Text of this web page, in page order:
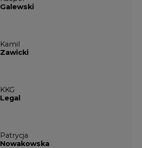
Galewski
Kamil
Zawicki
KKG
Legal
Patrycja
Nowakowska